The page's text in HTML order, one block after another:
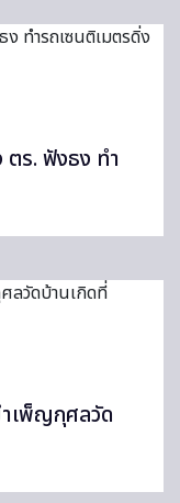
ตร. ฟังธง ทำ
เพ็ญกุศลวัด